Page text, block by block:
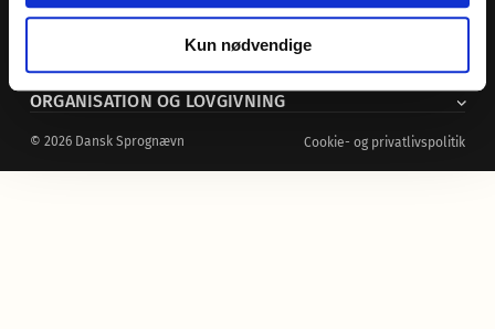
Kun nødvendige
DANSK TEGNSPROG
ORGANISATION OG LOVGIVNING
© 2026 Dansk Sprognævn Cookie- og privatlivspolitik